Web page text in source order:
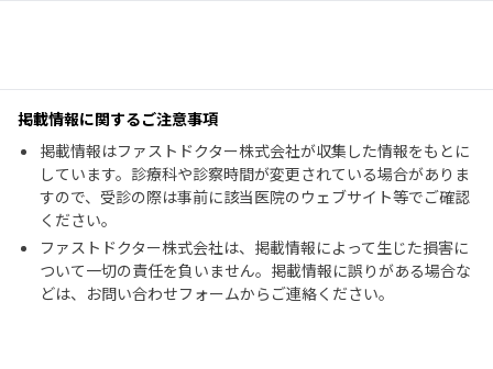
掲載情報に関するご注意事項
掲載情報はファストドクター株式会社が収集した情報をもとに
しています。診療科や診察時間が変更されている場合がありま
すので、受診の際は事前に該当医院のウェブサイト等でご確認
ください。
ファストドクター株式会社は、掲載情報によって生じた損害に
ついて一切の責任を負いません。掲載情報に誤りがある場合な
どは、お問い合わせフォームからご連絡ください。